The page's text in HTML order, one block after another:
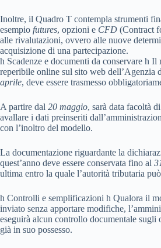
Inoltre, il Quadro T contempla strumenti
esempio futures, opzioni e CFD (Contract
alle rivalutazioni, ovvero alle nuove
acquisizione di una partecipazione.
h Scadenze e documenti da conservare h
reperibile online sul sito web dell’Agenzia
aprile, deve essere trasmesso
A partire dal 20 maggio, sarà data facoltà
avallare i dati preinseriti
con l’inoltro del modello.
La documentazione riguardante la
quest’anno deve essere conservata fino al
ultima entro la quale l’autorità tributaria
h Controlli e semplificazioni h Qualora il
inviato senza apportare modifiche,
eseguirà alcun controllo documentale
già in suo possesso.